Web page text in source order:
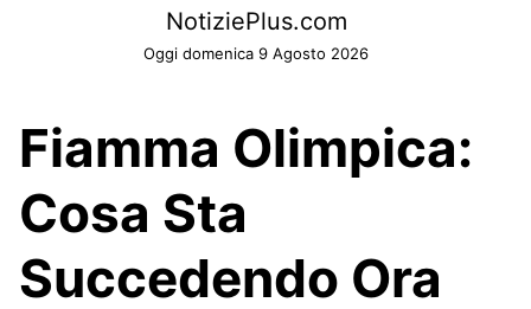
NotiziePlus.com
Oggi domenica 9 Agosto 2026
Fiamma Olimpica:
Cosa Sta
Succedendo Ora